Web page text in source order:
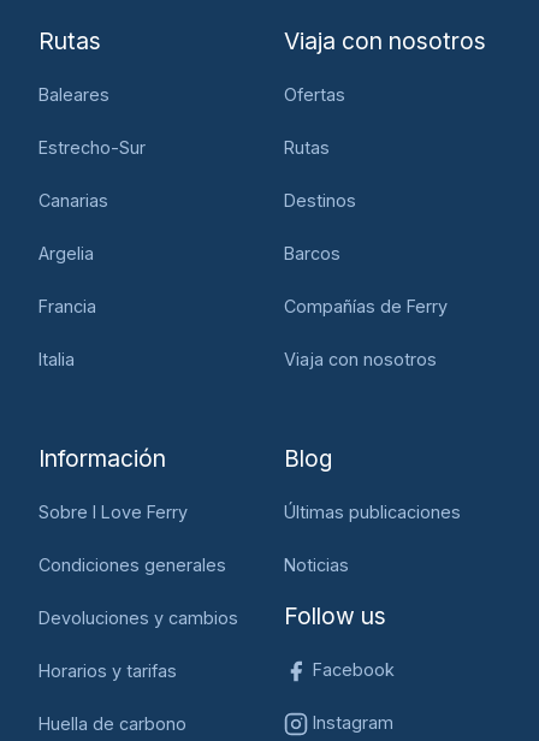
Rutas
Baleares
Estrecho-Sur
Canarias
Argelia
Francia
Italia
Viaja con nosotros
Ofertas
Rutas
Destinos
Barcos
Compañías de Ferry
Viaja con nosotros
Información
Sobre I Love Ferry
Condiciones generales
Devoluciones y cambios
Horarios y tarifas
Huella de carbono
Blog
Últimas publicaciones
Noticias
Follow us
Facebook
Instagram